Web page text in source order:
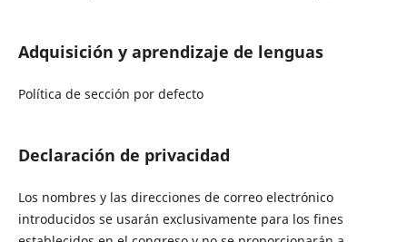
Adquisición y aprendizaje de lenguas
Política de sección por defecto
Declaración de privacidad
Los nombres y las direcciones de correo electrónico
introducidos se usarán exclusivamente para los fines